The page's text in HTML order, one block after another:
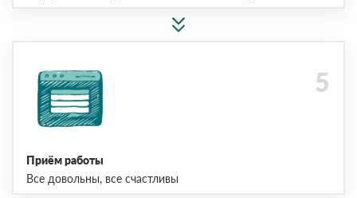
Приём работы
Все довольны, все счастливы